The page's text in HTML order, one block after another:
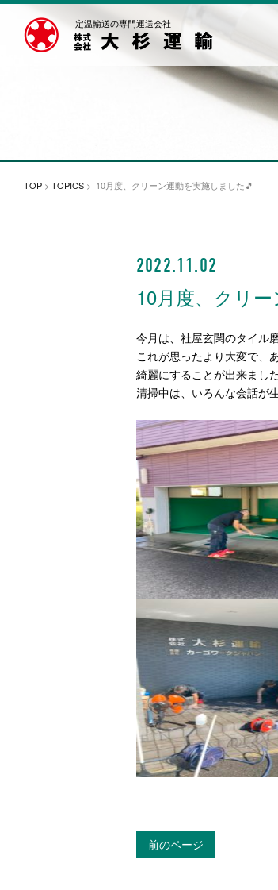
定温輸送の専門運送会社
TOP > TOPICS > 10月度、クリーン運動を実施しました🎵
2022.11.02
10月度、クリ
今月は、社屋玄関のタイル
これが思ったより大変で、
綺麗にすることが出来まし
清掃中は、いろんな会話が
前のページ